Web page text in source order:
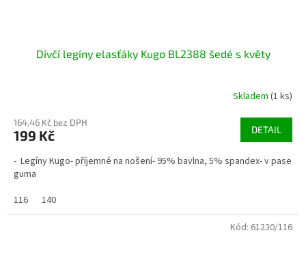
Dívčí legíny elasťáky Kugo BL2388 šedé s květy
Skladem (1 ks)
164,46 Kč bez DPH
199 Kč DETAIL
- Legíny Kugo- příjemné na nošení- 95% bavlna, 5% spandex- v pase
guma
116
140
Kód: 61230/116